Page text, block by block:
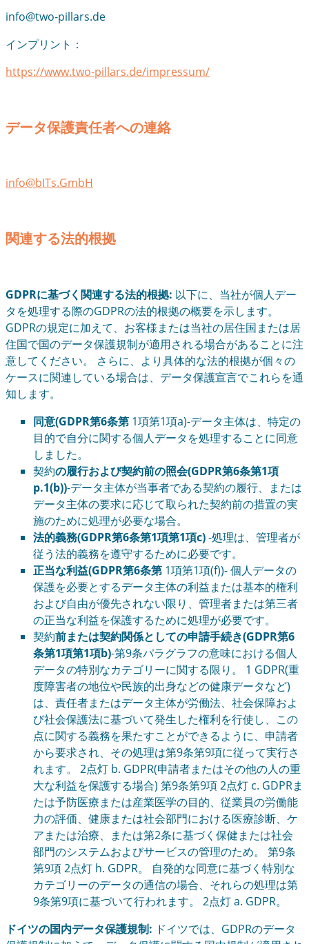
info@two-pillars.de
インプリント：
https://www.two-pillars.de/impressum/
データ保護責任者への連絡
info@bITs.GmbH
関連する法的根拠
GDPRに基づく関連する法的根拠: 以下に、当社が個人デー
タを処理する際のGDPRの法的根拠の概要を示します。
GDPRの規定に加えて、お客様または当社の居住国または居
住国で国のデータ保護規制が適用される場合があることに注
意してください。 さらに、より具体的な法的根拠が個々の
ケースに関連している場合は、データ保護宣言でこれらを通
知します。
同意(GDPR第6条第 1項第1項a)-データ主体は、特定の
目的で自分に関する個人データを処理することに同意
しました。
契約の履行および契約前の照会(GDPR第6条第1項
p.1(b))-データ主体が当事者である契約の履行、または
データ主体の要求に応じて取られた契約前の措置の実
施のために処理が必要な場合。
法的義務(GDPR第6条第1項第1項c)-処理は、管理者が
従う法的義務を遵守するために必要です。
正当な利益(GDPR第6条第 1項第1項(f))- 個人データの
保護を必要とするデータ主体の利益または基本的権利
および自由が優先されない限り、管理者または第三者
の正当な利益を保護するために処理が必要です。
契約前または契約関係としての申請手続き(GDPR第6
条第1項第1項b)-第9条パラグラフの意味における個人
データの特別なカテゴリーに関する限り。 1 GDPR(重
度障害者の地位や民族的出身などの健康データなど)
は、責任者またはデータ主体が労働法、社会保障およ
び社会保護法に基づいて発生した権利を行使し、この
点に関する義務を果たすことができるように、申請者
から要求され、その処理は第9条第9項に従って実行さ
れます。 2点灯 b. GDPR(申請者またはその他の人の重
大な利益を保護する場合) 第9条第9項 2点灯 c. GDPRま
たは予防医療または産業医学の目的、従業員の労働能
力の評価、健康または社会部門における医療診断、ケ
アまたは治療、または第2条に基づく保健または社会
部門のシステムおよびサービスの管理のため。 第9条
第9項 2点灯 h. GDPR。 自発的な同意に基づく特別な
カテゴリーのデータの通信の場合、それらの処理は第
9条第9項に基づいて行われます。 2点灯 a. GDPR。
ドイツの国内データ保護規制: ドイツでは、GDPRのデータ